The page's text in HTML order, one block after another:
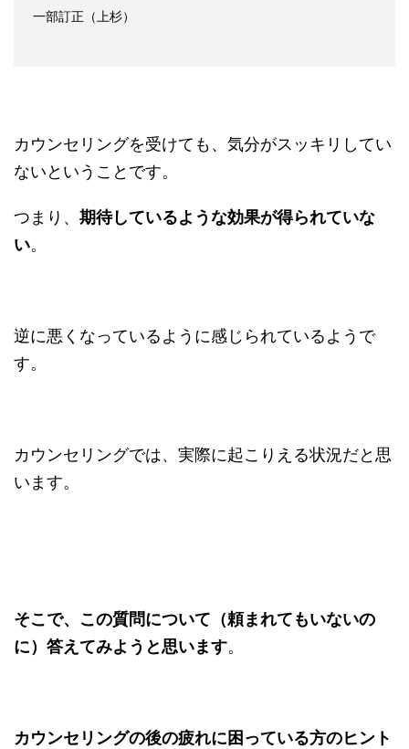
一部訂正（上杉）
カウンセリングを受けても、気分がスッキリしてい
ないということです。
つまり、 期待しているような効果が得られていな
い。
逆に悪くなっているように感じられているようで
す。
カウンセリングでは、実際に起こりえる状況だと思
います。
そこで、この質問について（頼まれてもいないの
に）答えてみようと思います。
カウンセリングの後の疲れに困っている方のヒント